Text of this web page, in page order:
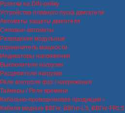
Розетки на DIN-рейку
Устройства плавного пуска двигателя
Автоматы защиты двигателя
Силовые автоматы
Разрядники модульные
ограничитель мощности
Индикаторы напряжения
Выключатели нагрузки
Расцепители нагрузки
Реле контроля фаз / напряжения
Таймеры / Реле времени
Кабельно-проводниковая продукция
Кабели медные ВВГнг, ВВГнг-LS, ВВГнг-FRLS